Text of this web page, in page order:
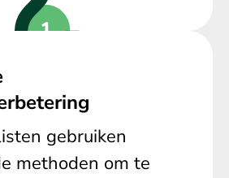
gebruiken
methoden om te